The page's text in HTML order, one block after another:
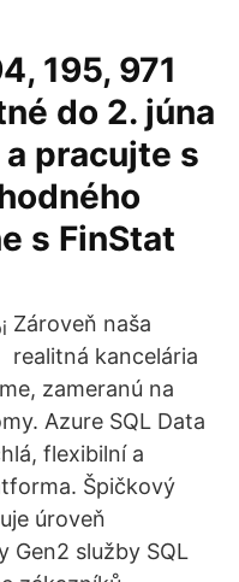
195, 971
do 2. júna
pracujte s
s FinStat
Zároveň naša
realitná kancelária
zameranú na
Azure SQL Data
flexibilní a
Špičkový
úroveň
služby SQL